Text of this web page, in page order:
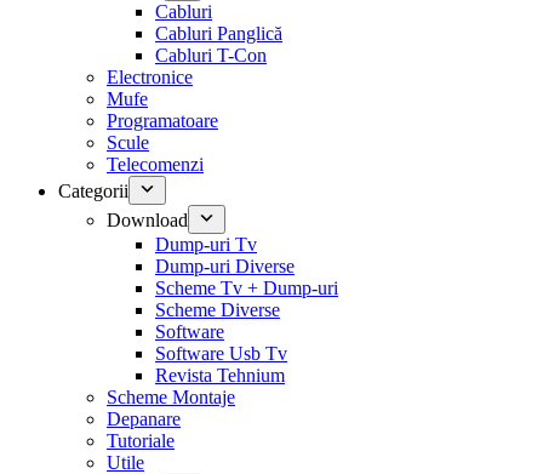
Cabluri
Cabluri Panglică
Cabluri T-Con
Electronice
Mufe
Programatoare
Scule
Telecomenzi
Categorii
Download
Dump-uri Tv
Dump-uri Diverse
Scheme Tv + Dump-uri
Scheme Diverse
Software
Software Usb Tv
Revista Tehnium
Scheme Montaje
Depanare
Tutoriale
Utile